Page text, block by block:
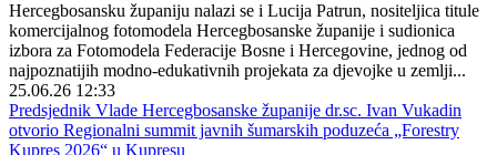
Hercegbosansku županiju nalazi se i Lucija Patrun, nositeljica titule
komercijalnog fotomodela Hercegbosanske županije i sudionica
izbora za Fotomodela Federacije Bosne i Hercegovine, jednog od
najpoznatijih modno-edukativnih projekata za djevojke u zemlji...
25.06.26 12:33
Predsjednik Vlade Hercegbosanske županije dr.sc. Ivan Vukadin
otvorio Regionalni summit javnih šumarskih poduzeća „Forestry
Kupres 2026“ u Kupresu